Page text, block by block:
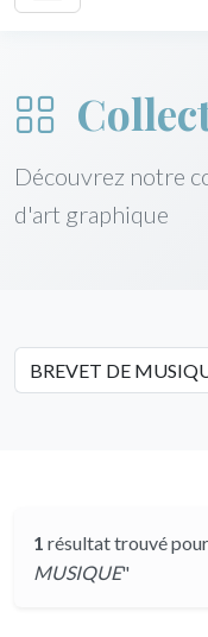
Découvrez notre
d'art graphique
1 résultat trouvé
MUSIQUE"